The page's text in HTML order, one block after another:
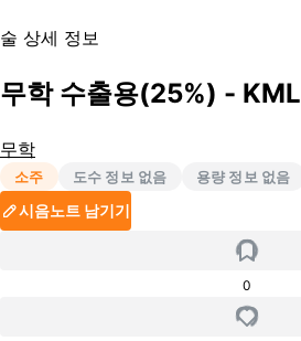
술 상세 정보
무학 수출용(25%) - KML
무학
소주 도수 정보 없음 용량 정보 없음
시음노트 남기기
0